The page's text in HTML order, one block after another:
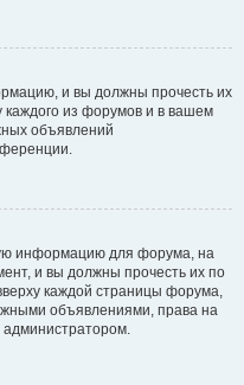
и вы должны прочесть их
каждого из форумов и в вашем
объявлений
информацию для форума, на
и вы должны прочесть их по
каждой страницы форума,
объявлениями, права на